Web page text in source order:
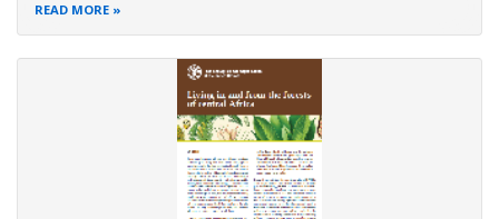
écosystèmes de mangroves y occupent une superficie
READ MORE